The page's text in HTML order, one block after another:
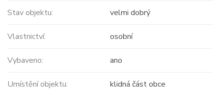
Stav objektu: velmi dobrý
Vlastnictví: osobní
Vybaveno: ano
Umístění objektu: klidná část obce